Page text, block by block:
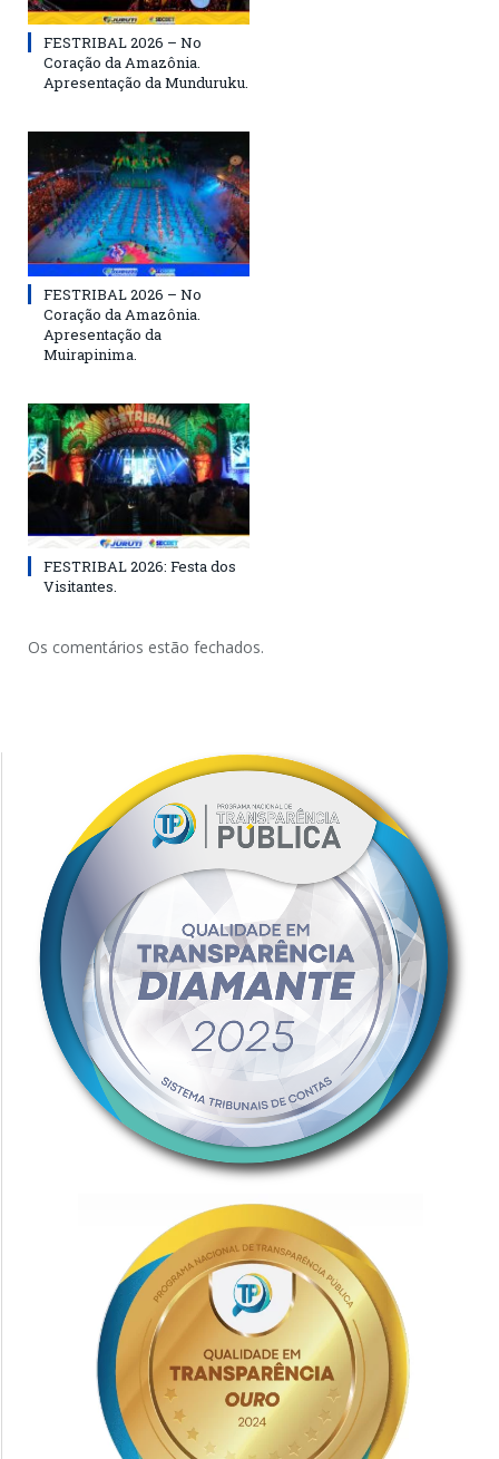
FESTRIBAL 2026 – No
Coração da Amazônia.
Apresentação da Munduruku.
FESTRIBAL 2026 – No
Coração da Amazônia.
Apresentação da
Muirapinima.
FESTRIBAL 2026: Festa dos
Visitantes.
Os comentários estão fechados.